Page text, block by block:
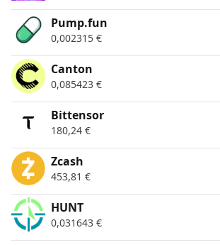
Pump.fun
0,002315 €
Canton
0,085423 €
Bittensor
180,24 €
Zcash
453,81 €
HUNT
0,031643 €